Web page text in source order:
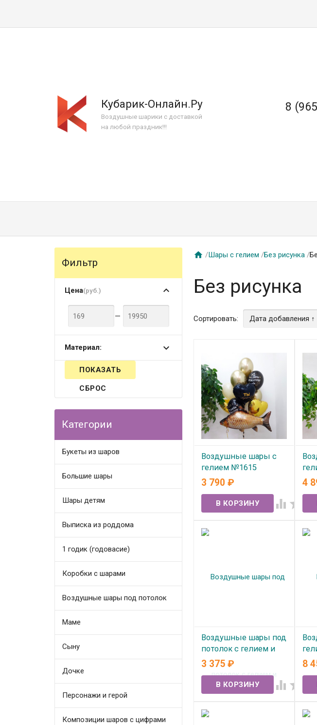
Кубарик-Онлайн.Ру
Воздушные шарики с доставкой
на любой праздник!!!
8
Фильтр
Цена(руб.)
—
Материал:
СБРОС
Категории
Букеты из шаров
Большие шары
Шары детям
Выписка из роддома
1 годик (годовасие)
Коробки с шарами
Воздушные шары под потолок
Маме
Сыну
Дочке
Персонажи и герой
Композиции шаров с цифрами
 /Шары с гелием /Без рисунка /
Без рисунка
Сортировать:
Воздушные шары с
гелием №1615
В наличии
3 790 ₽
 
4
Воздушные шары под
потолок с гелием и
дождиком №1608
В наличии
3 375 ₽
 
8